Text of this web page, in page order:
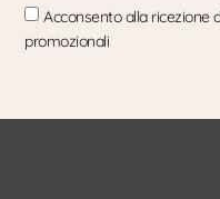
Acconsento alla ricezione
promozionali